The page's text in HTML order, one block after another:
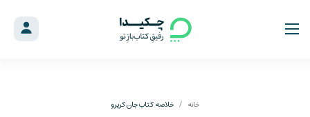
خانه خلاصه کتاب جان کریرو